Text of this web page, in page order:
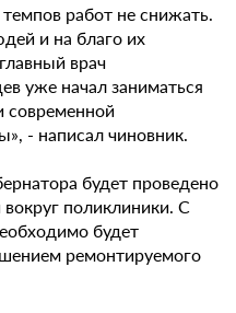
работ не снижать.
и на благо их
врач
уже начал заниматься
современной
- написал чиновник.
будет проведено
поликлиники. С
будет
ремонтируемого